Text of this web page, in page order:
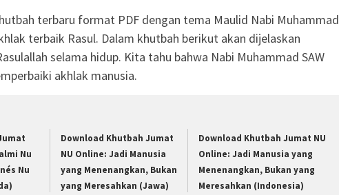
terbaru format PDF dengan tema Maulid Nabi Muhammad
terbaik Rasul. Dalam khutbah berikut akan dijelaskan
selama hidup. Kita tahu bahwa Nabi Muhammad SAW
akhlak manusia.
Nu
Nu
Download Khutbah Jumat
NU Online: Jadi Manusia
yang Menenangkan, Bukan
yang Meresahkan (Jawa)
Download Khutbah Jumat NU
Online: Jadi Manusia yang
Menenangkan, Bukan yang
Meresahkan (Indonesia)